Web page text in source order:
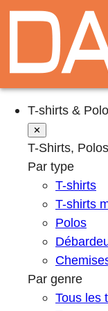
T-shirts &
✕
T-Shirts,
Par type
T-shirts
T-shirts
Polos
Par genre
Tous les